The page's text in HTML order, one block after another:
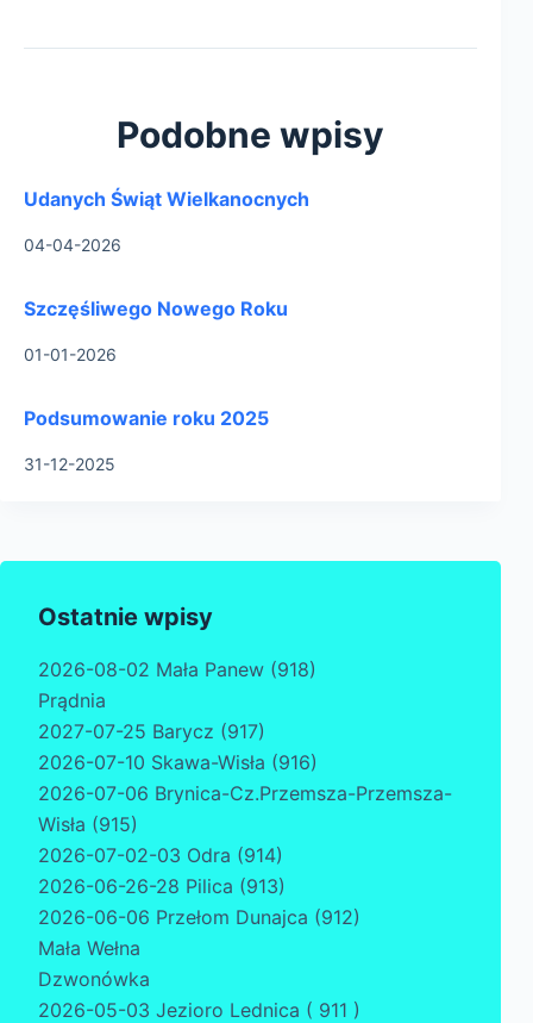
Podobne wpisy
Udanych Świąt Wielkanocnych
04-04-2026
Szczęśliwego Nowego Roku
01-01-2026
Podsumowanie roku 2025
31-12-2025
Ostatnie wpisy
2026-08-02 Mała Panew (918)
Prądnia
2027-07-25 Barycz (917)
2026-07-10 Skawa-Wisła (916)
2026-07-06 Brynica-Cz.Przemsza-Przemsza-
Wisła (915)
2026-07-02-03 Odra (914)
2026-06-26-28 Pilica (913)
2026-06-06 Przełom Dunajca (912)
Mała Wełna
Dzwonówka
2026-05-03 Jezioro Lednica ( 911 )